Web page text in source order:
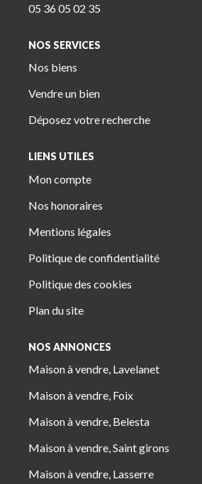
05 36 05 02 35
NOS SERVICES
Nos biens
Vendre un bien
Déposez votre recherche
LIENS UTILES
Mon compte
Nos honoraires
Mentions légales
Politique de confidentialité
Politique des cookies
Plan du site
NOS ANNONCES
Maison à vendre, Lavelanet
Maison à vendre, Foix
Maison à vendre, Belesta
Maison à vendre, Saint girons
Maison à vendre, Lasserre